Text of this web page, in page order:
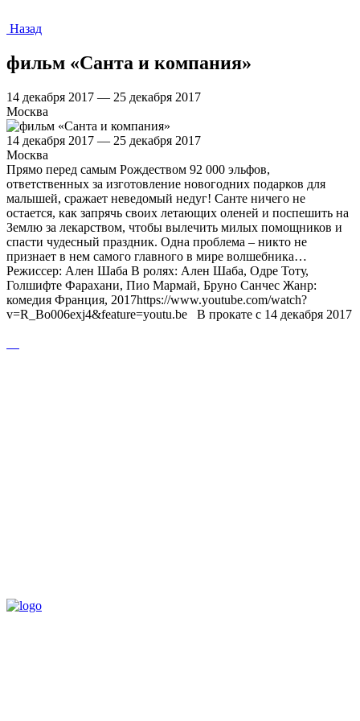
Назад
фильм «Санта и компания»
14 декабря 2017 — 25 декабря 2017
Москва
14 декабря 2017 — 25 декабря 2017
Москва
Прямо перед самым Рождеством 92 000 эльфов,
ответственных за изготовление новогодних подарков для
малышей, сражает неведомый недуг! Санте ничего не
остается, как запрячь своих летающих оленей и поспешить на
Землю за лекарством, чтобы вылечить милых помощников и
спасти чудесный праздник. Одна проблема – никто не
признает в нем самого главного в мире волшебника…
Режиссер: Ален Шаба В ролях: Ален Шаба, Одре Тоту,
Голшифте Фарахани, Пио Мармай, Бруно Санчес Жанр:
комедия Франция, 2017https://www.youtube.com/watch?
v=R_Bo006exj4&feature=youtu.be В прокате с 14 декабря 2017